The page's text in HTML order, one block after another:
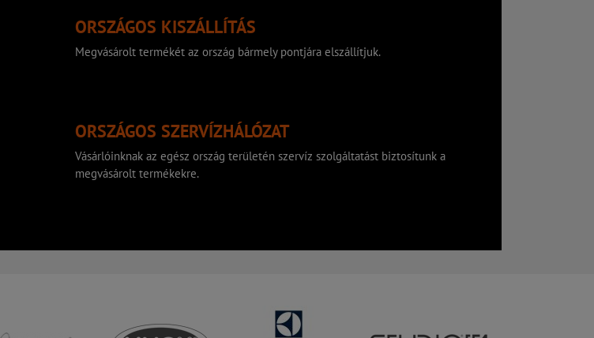
ORSZÁGOS KISZÁLLÍTÁS
Megvásárolt termékét az ország bármely pontjára elszállítjuk.
ORSZÁGOS SZERVÍZHÁLÓZAT
Vásárlóinknak az egész ország területén szervíz szolgáltatást biztosítunk a
megvásárolt termékekre.